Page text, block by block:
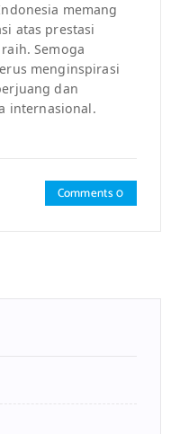
memang
atas prestasi
Semoga
menginspirasi
dan
internasional.
Comments 0